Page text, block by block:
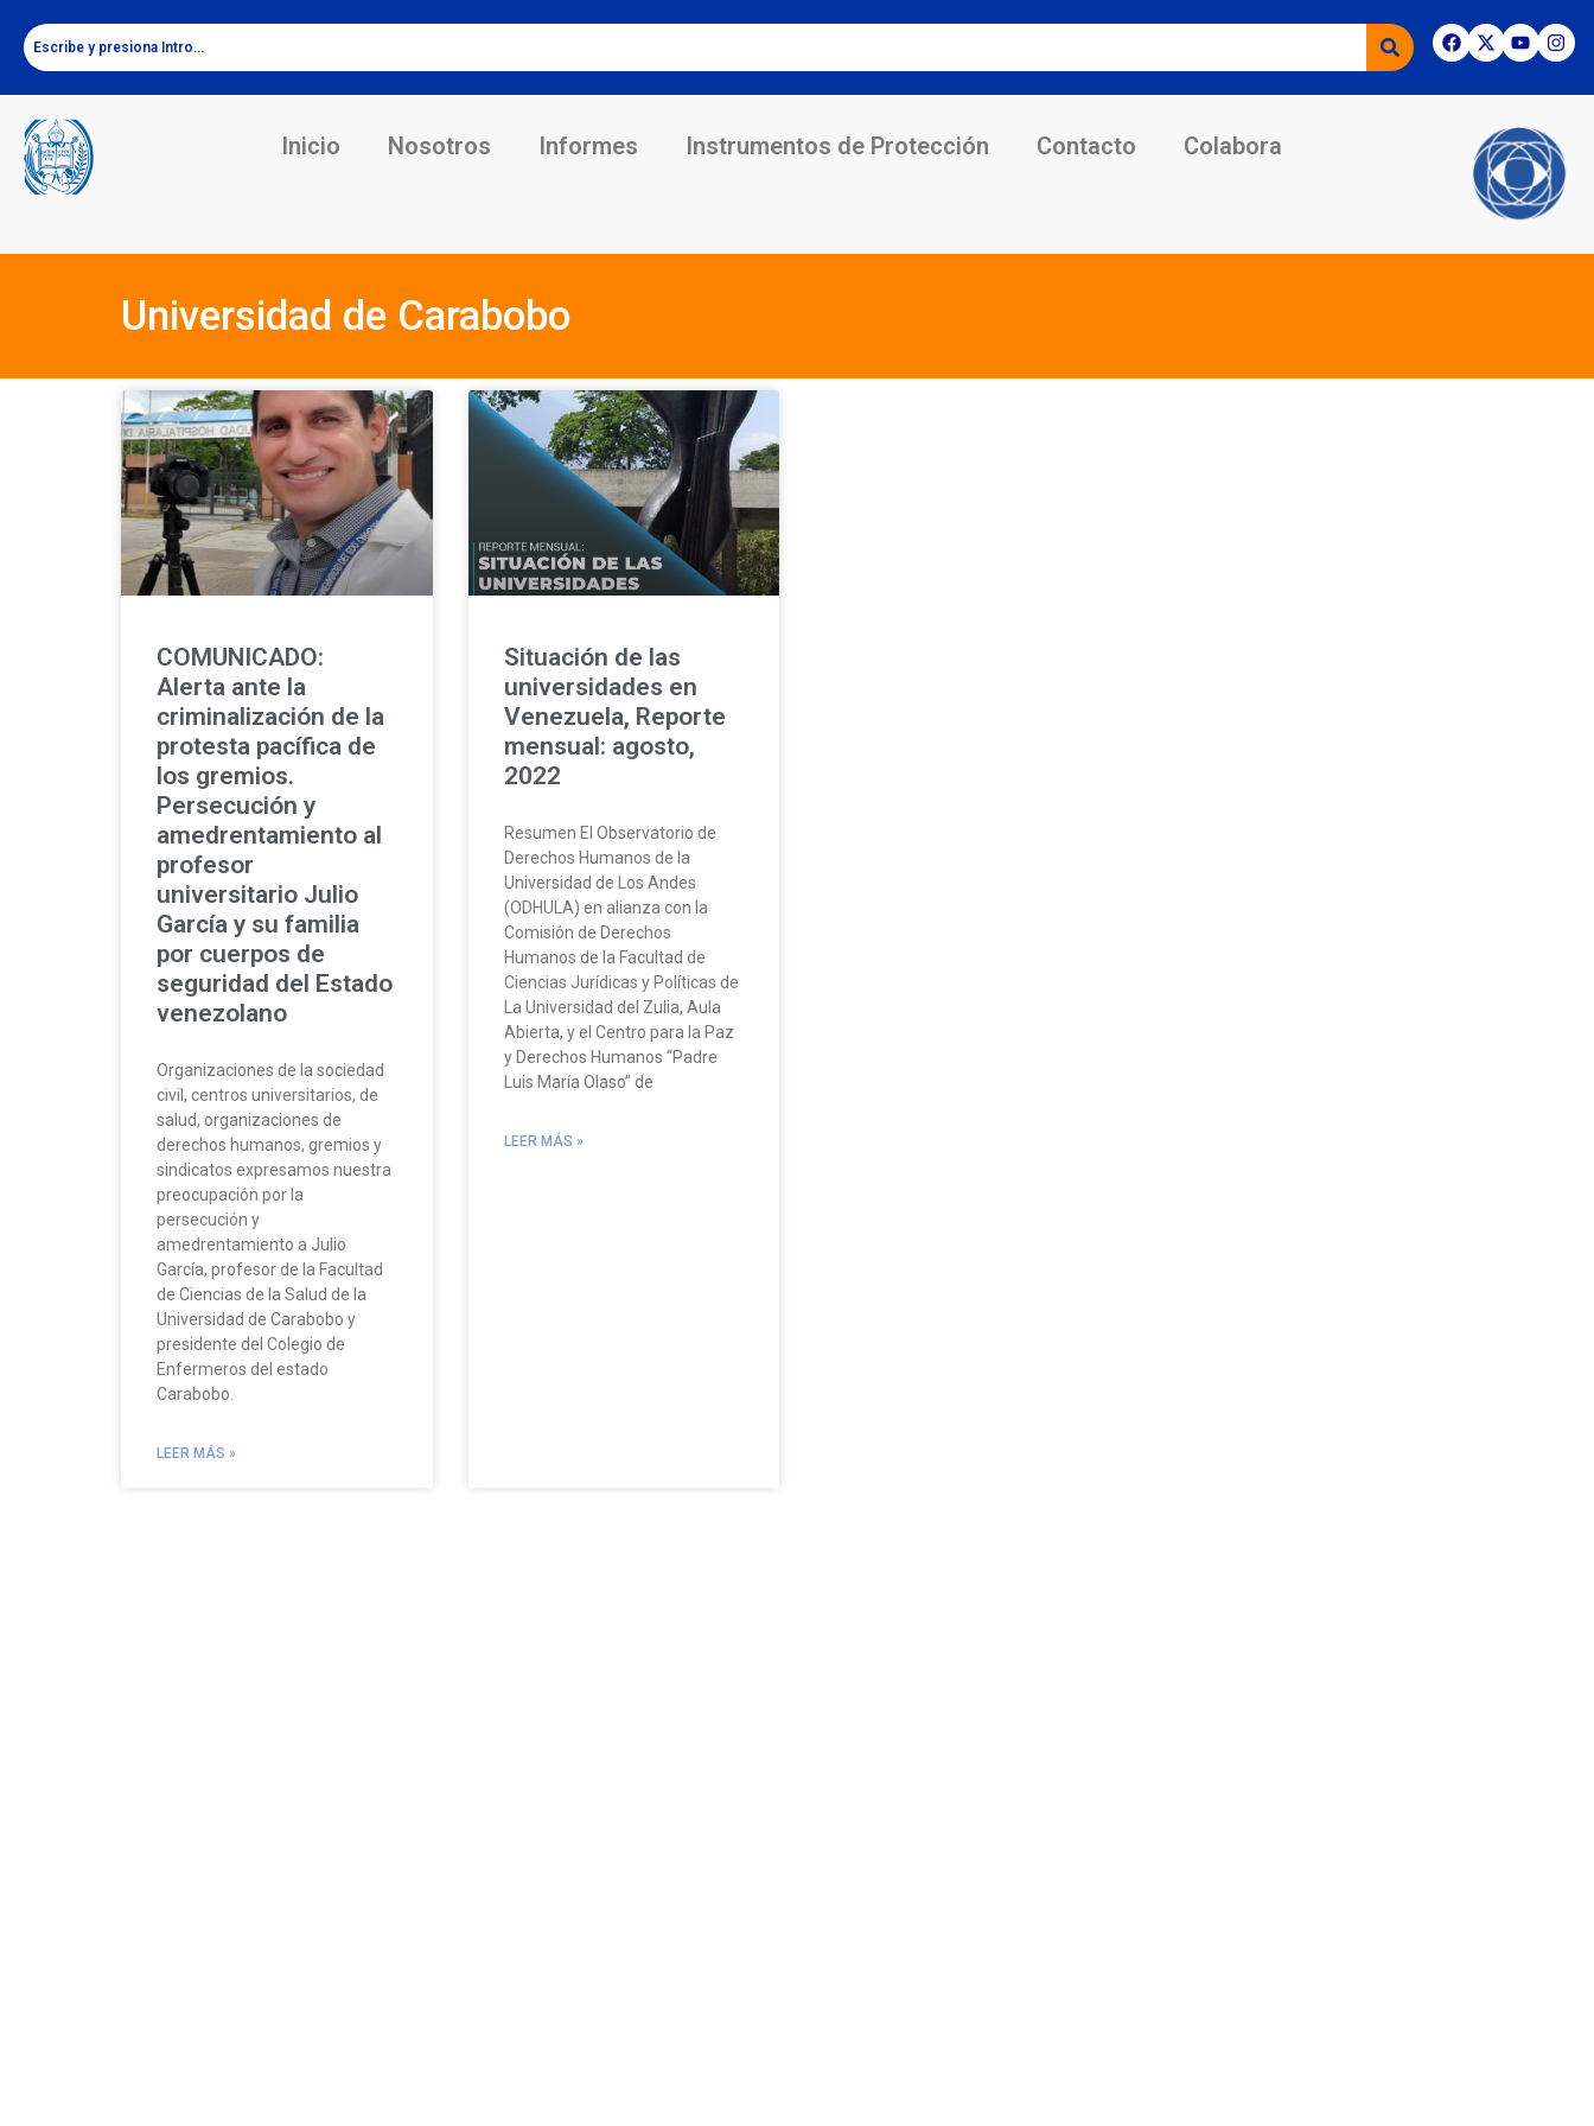
Inicio Nosotros Informes Instrumentos de Protección Contacto Colabora
Universidad de Carabobo
COMUNICADO:
Alerta ante la
criminalización de la
protesta pacífica de
los gremios.
Persecución y
amedrentamiento al
profesor
universitario Julio
García y su familia
por cuerpos de
seguridad del Estado
venezolano
Organizaciones de la sociedad
civil, centros universitarios, de
salud, organizaciones de
derechos humanos, gremios y
sindicatos expresamos nuestra
preocupación por la
persecución y
amedrentamiento a Julio
García, profesor de la Facultad
de Ciencias de la Salud de la
Universidad de Carabobo y
presidente del Colegio de
Enfermeros del estado
Carabobo.
LEER MÁS »
Situación de las
universidades en
Venezuela, Reporte
mensual: agosto,
2022
Resumen El Observatorio de
Derechos Humanos de la
Universidad de Los Andes
(ODHULA) en alianza con la
Comisión de Derechos
Humanos de la Facultad de
Ciencias Jurídicas y Políticas de
La Universidad del Zulia, Aula
Abierta, y el Centro para la Paz
y Derechos Humanos “Padre
Luis María Olaso” de
LEER MÁS »